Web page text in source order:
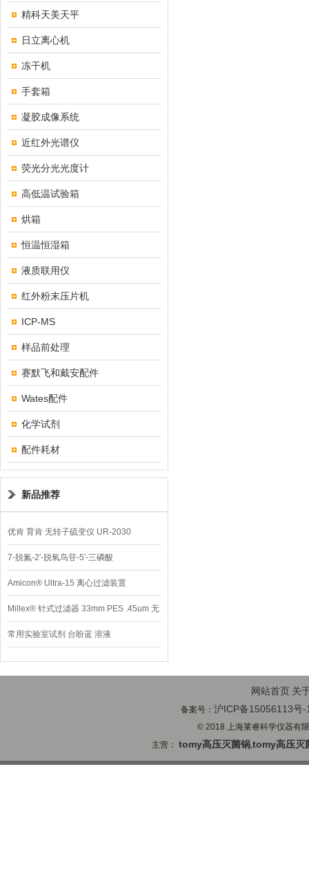
精科天美天平
日立离心机
冻干机
手套箱
凝胶成像系统
近红外光谱仪
荧光分光光度计
高低温试验箱
烘箱
恒温恒湿箱
液质联用仪
红外粉末压片机
ICP-MS
样品前处理
赛默飞和戴安配件
Wates配件
化学试剂
配件耗材
新品推荐
优肯 育肯 无转子硫变仪 UR-2030
7-脱氮-2′-脱氧鸟苷-5′-三磷酸
Amicon® Ultra-15 离心过滤装置
Millex® 针式过滤器 33mm PES .45um 无
菌
常用实验室试剂 台盼蓝 溶液
网站首页 关
备案号：沪ICP备15056113号-
© 2018 上海莱睿科学仪器有
主营：tomy高压灭菌锅,tomy高压灭